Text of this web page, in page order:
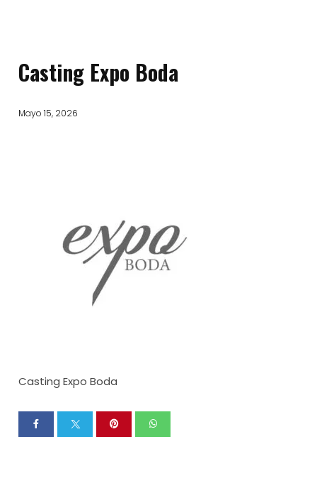
Casting Expo Boda
Mayo 15, 2026
Casting Expo Boda